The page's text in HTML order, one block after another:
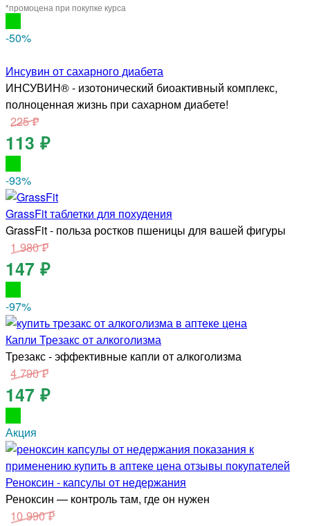
*промоцена при покупке курса
-50%
Инсувин от сахарного диабета
ИНСУВИН® - изотонический биоактивный комплекс,
полноценная жизнь при сахарном диабете!
225 ₽
113 ₽
-93%
GrassFit таблетки для похудения
GrassFit - польза ростков пшеницы для вашей фигуры
1 980 ₽
147 ₽
-97%
Капли Трезакс от алкоголизма
Трезакс - эффективные капли от алкоголизма
4 790 ₽
147 ₽
Акция
Реноксин - капсулы от недержания
Реноксин — контроль там, где он нужен
10 990 ₽